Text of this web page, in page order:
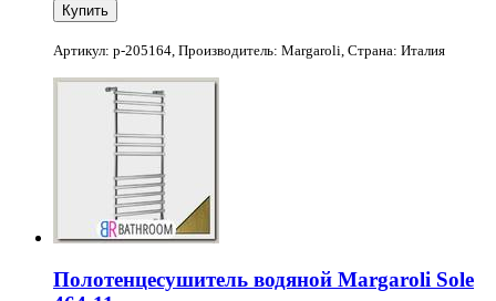
Артикул: p-205164, Производитель: Margaroli, Страна: Италия
Полотенцесушитель водяной Margaroli Sole